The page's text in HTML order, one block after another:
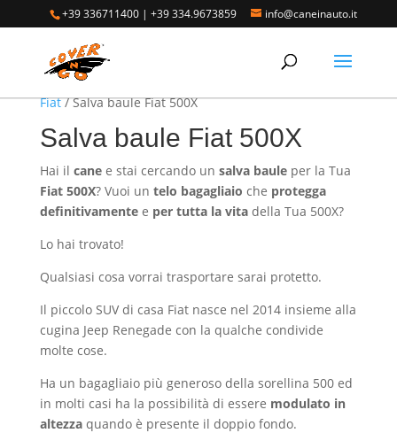
+39 336711400 |+39 334.9673859 info@caneinauto.it
Home/SALVA BAULE - Vasca Telo Copribaule
Auto/SALVA BAULE FIAT - Vasca salva bagagliaio
Fiat/ Salva baule Fiat 500X
Salva baule Fiat 500X
Hai il canee stai cercando un salva bauleper la Tua
Fiat 500X? Vuoi un telo bagagliaio che protegga
definitivamentee per tutta la vitadella Tua 500X?
Lo hai trovato!
Qualsiasi cosa vorrai trasportare sarai protetto.
Il piccolo SUV di casa Fiat nasce nel 2014 insieme alla
cugina Jeep Renegade con la qualche condivide
molte cose.
Ha un bagagliaio più generoso della sorellina 500 ed
in molti casi ha la possibilità di essere modulato in
altezzaquando è presente il doppio fondo.